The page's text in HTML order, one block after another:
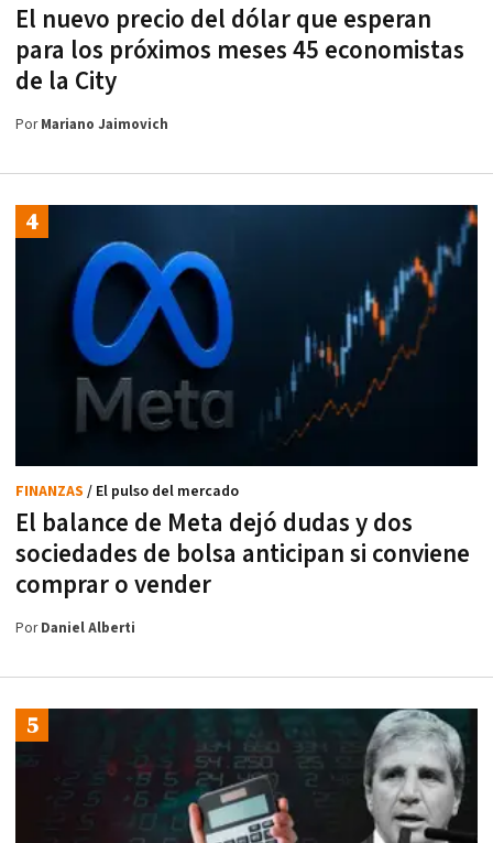
El nuevo precio del dólar que esperan
para los próximos meses 45 economistas
de la City
PorMariano Jaimovich
El balance de Meta dejó dudas y dos
sociedades de bolsa anticipan si conviene
comprar o vender
FINANZAS / El pulso del mercado
PorDaniel Alberti